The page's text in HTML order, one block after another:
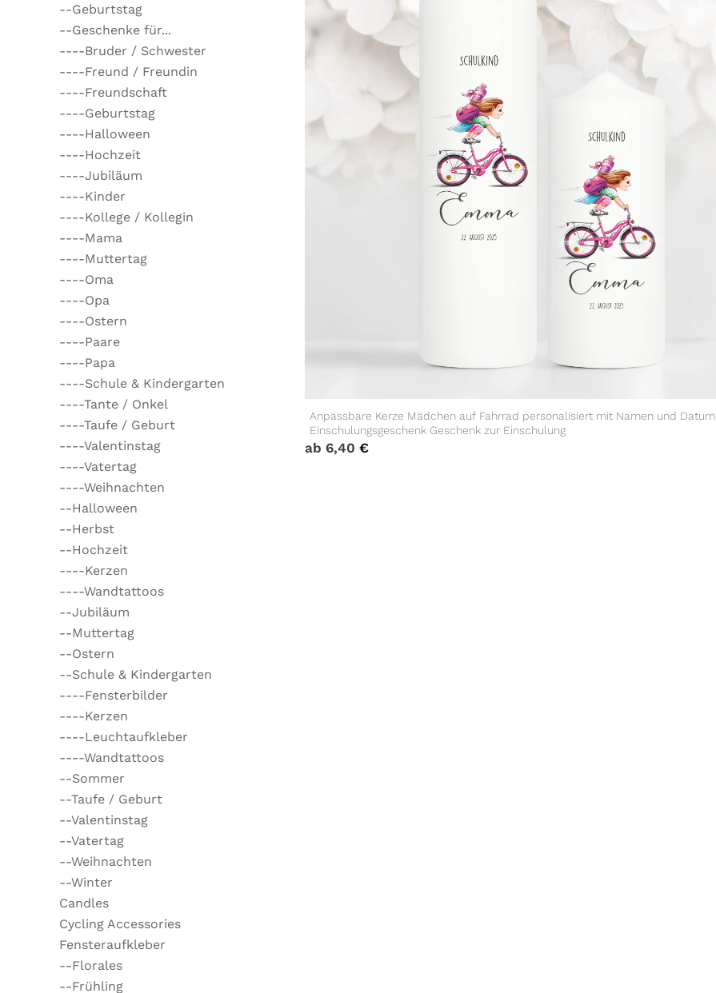
--Geburtstag
--Geschenke für...
----Bruder / Schwester
----Freund / Freundin
----Freundschaft
----Geburtstag
----Halloween
----Hochzeit
----Jubiläum
----Kinder
----Kollege / Kollegin
----Mama
----Muttertag
----Oma
----Opa
----Ostern
----Paare
----Papa
----Schule & Kindergarten
----Tante / Onkel
----Taufe / Geburt
----Valentinstag
----Vatertag
----Weihnachten
--Halloween
--Herbst
--Hochzeit
----Kerzen
----Wandtattoos
--Jubiläum
--Muttertag
--Ostern
--Schule & Kindergarten
----Fensterbilder
----Kerzen
----Leuchtaufkleber
----Wandtattoos
--Sommer
--Taufe / Geburt
--Valentinstag
--Vatertag
--Weihnachten
--Winter
Candles
Cycling Accessories
Fensteraufkleber
--Florales
--Frühling
Anpassbare Kerze Mädchen auf Fahrrad personalisiert mit Namen und Datum
Einschulungsgeschenk Geschenk zur Einschulung
ab 6,40 €